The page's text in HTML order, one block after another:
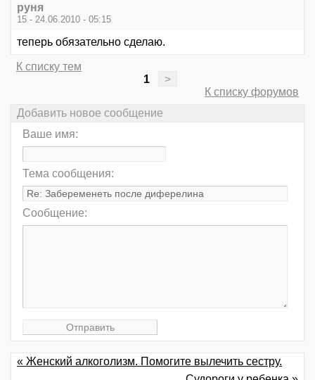
руня
15 - 24.06.2010 - 05:15
теперь обязательно сделаю.
К списку тем
1
>
К списку форумов
Добавить новое сообщение
Ваше имя:
Тема сообщения:
Сообщение:
« Женский алкоголизм. Помогите вылечить сестру.